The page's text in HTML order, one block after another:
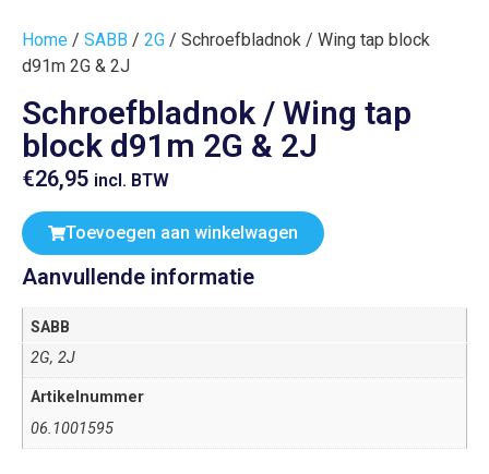
Home / SABB / 2G / Schroefbladnok / Wing tap block
d91m 2G & 2J
Schroefbladnok / Wing tap
block d91m 2G & 2J
€26,95 incl. BTW
Toevoegen aan winkelwagen
Aanvullende informatie
SABB
2G, 2J
Artikelnummer
06.1001595